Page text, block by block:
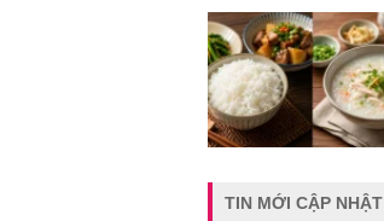
TIN MỚI CẬP NHẬT